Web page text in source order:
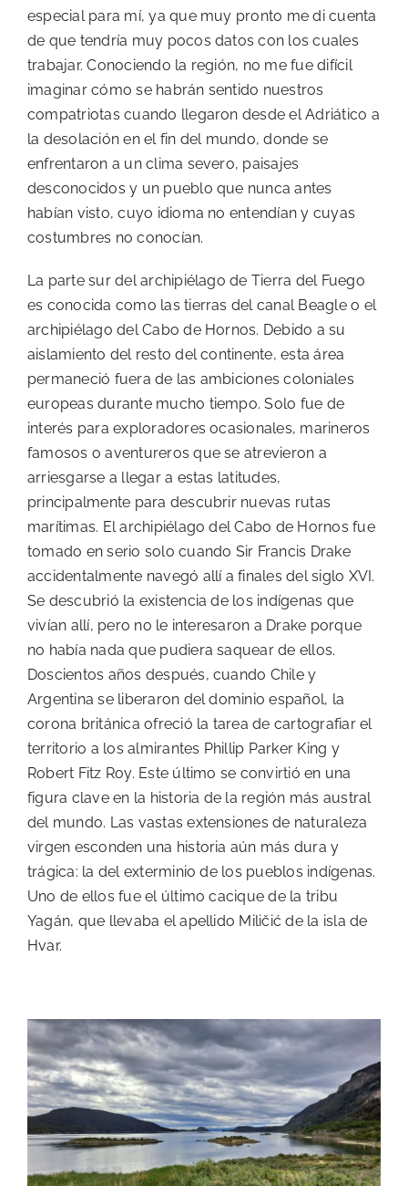
especial para mí, ya que muy pronto me di cuenta
de que tendría muy pocos datos con los cuales
trabajar. Conociendo la región, no me fue difícil
imaginar cómo se habrán sentido nuestros
compatriotas cuando llegaron desde el Adriático a
la desolación en el fin del mundo, donde se
enfrentaron a un clima severo, paisajes
desconocidos y un pueblo que nunca antes
habían visto, cuyo idioma no entendían y cuyas
costumbres no conocían.
La parte sur del archipiélago de Tierra del Fuego
es conocida como las tierras del canal Beagle o el
archipiélago del Cabo de Hornos. Debido a su
aislamiento del resto del continente, esta área
permaneció fuera de las ambiciones coloniales
europeas durante mucho tiempo. Solo fue de
interés para exploradores ocasionales, marineros
famosos o aventureros que se atrevieron a
arriesgarse a llegar a estas latitudes,
principalmente para descubrir nuevas rutas
marítimas. El archipiélago del Cabo de Hornos fue
tomado en serio solo cuando Sir Francis Drake
accidentalmente navegó allí a finales del siglo XVI.
Se descubrió la existencia de los indígenas que
vivían allí, pero no le interesaron a Drake porque
no había nada que pudiera saquear de ellos.
Doscientos años después, cuando Chile y
Argentina se liberaron del dominio español, la
corona británica ofreció la tarea de cartografiar el
territorio a los almirantes Phillip Parker King y
Robert Fitz Roy. Este último se convirtió en una
figura clave en la historia de la región más austral
del mundo. Las vastas extensiones de naturaleza
virgen esconden una historia aún más dura y
trágica: la del exterminio de los pueblos indígenas.
Uno de ellos fue el último cacique de la tribu
Yagán, que llevaba el apellido Miličić de la isla de
Hvar.